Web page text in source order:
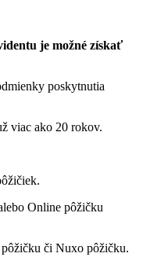
je možné získať
poskytnutia
viac ako 20 rokov.
Online pôžičku
či Nuxo pôžičku.